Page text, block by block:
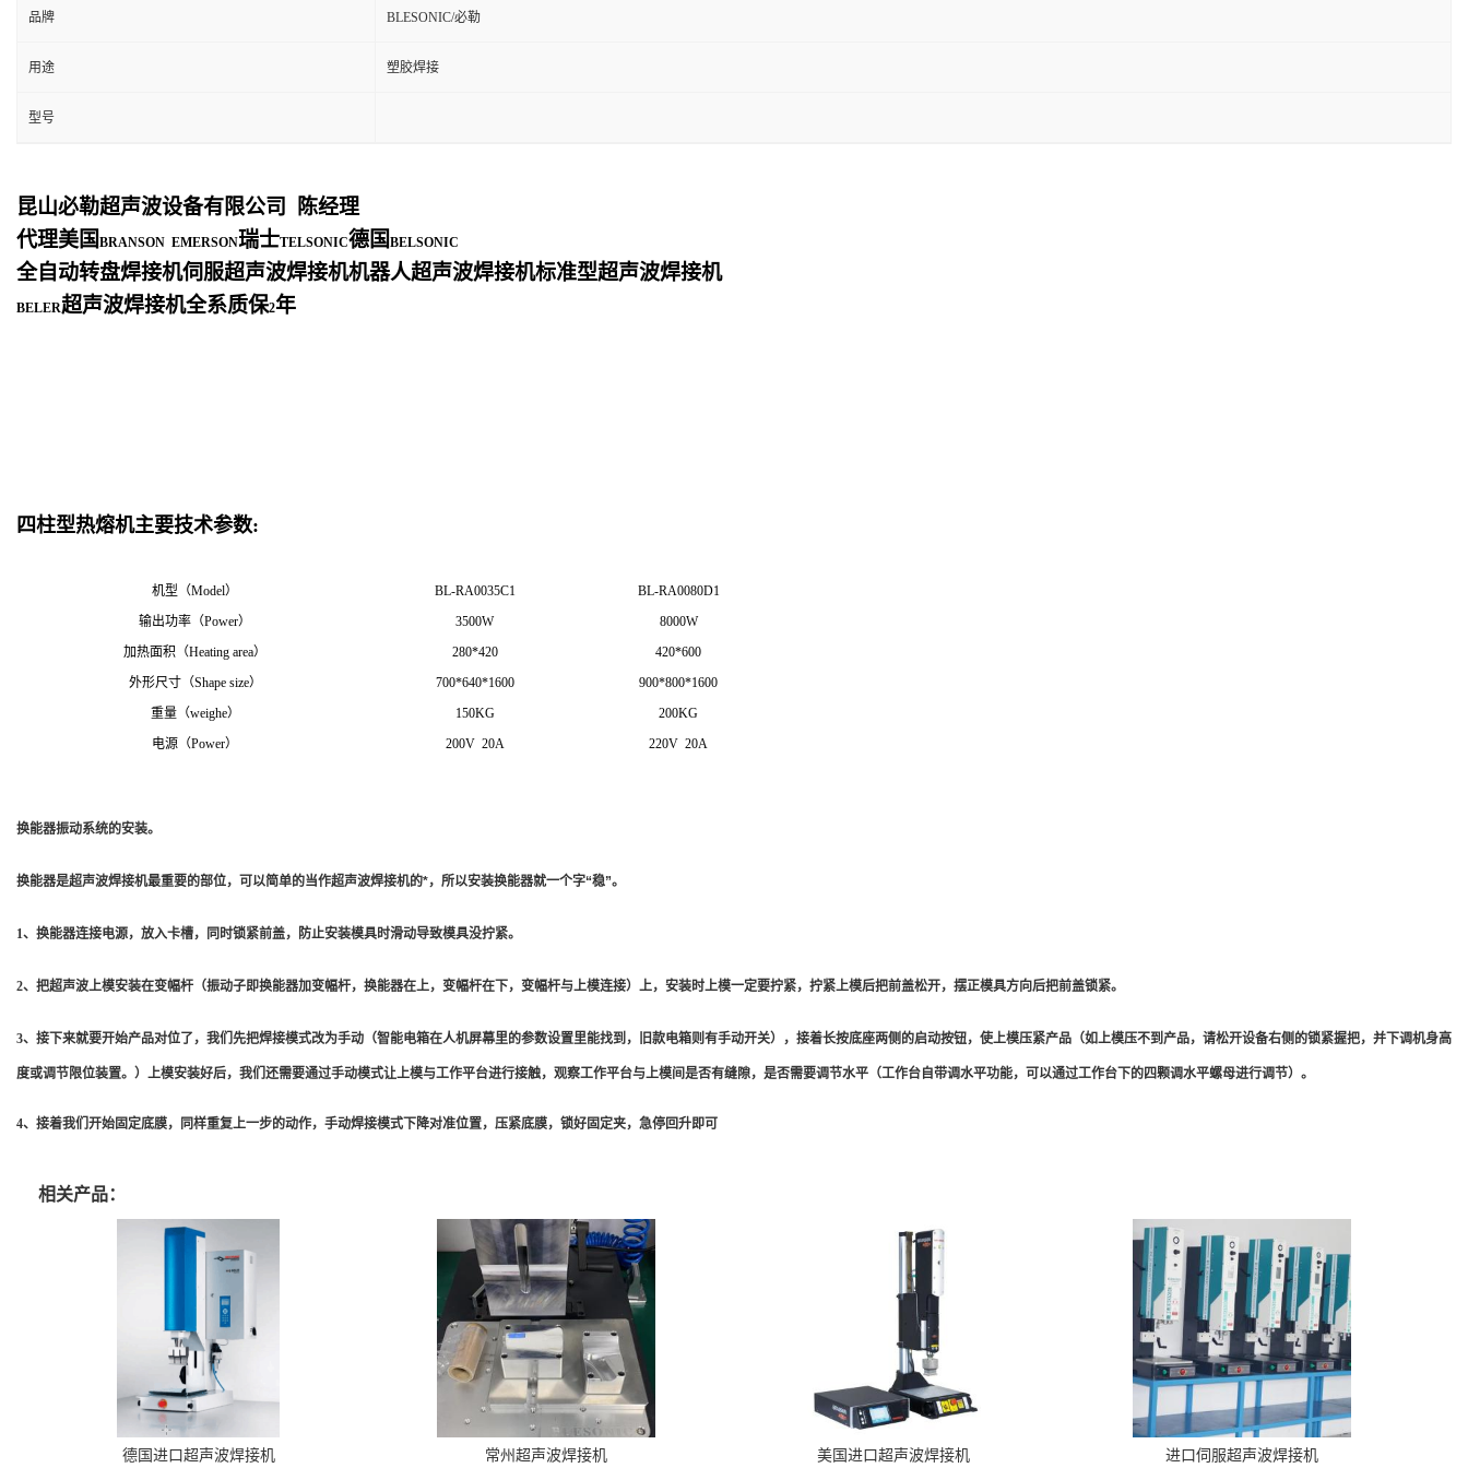
品牌 BLESONIC/必勒
用途 塑胶焊接
型号
昆山必勒超声波设备有限公司
陈经理
代理美国 BRANSON EMERSON瑞士TELSONIC德国 BELSONIC
全自动转盘焊接机伺服超声波焊接机机器人超声波焊接机标准型超声波焊接机
BELER超声波焊接机全系质保2年
四柱型热熔机主要技术参数:
机型（Model） BL-RA0035C1
BL-RA0080D1
输出功率（Power）
3500W
8000W
加热面积（Heating area）
280*420
420*600
外形尺寸（Shape size）
700*640*1600
900*800*1600
重量（weighe）
150KG
200KG
电源（Power）
200V 20A 220V 20A
换能器振动系统的安装。
换能器是超声波焊接机最重要的部位，可以简单的当作超声波焊接机的*，所以安装换能器就一个字“稳”。
1、换能器连接电源，放入卡槽，同时锁紧前盖，防止安装模具时滑动导致模具没拧紧。
2、把超声波上模安装在变幅杆（振动子即换能器加变幅杆，换能器在上，变幅杆在下，变幅杆与上模连接）上，安装时上模一定要拧紧，拧紧上模后把前盖松开，摆正模具方向后把前盖锁紧。
3、接下来就要开始产品对位了，我们先把焊接模式改为手动（智能电箱在人机屏幕里的参数设置里能找到，旧款电箱则有手动开关），接着长按底座两侧的启动按钮，使上模压紧产品（如上模压不到产品，请松开设备右侧的锁紧握把，并下调机身高
度或调节限位装置。）上模安装好后，我们还需要通过手动模式让上模与工作平台进行接触，观察工作平台与上模间是否有缝隙，是否需要调节水平（工作台自带调水平功能，可以通过工作台下的四颗调水平螺母进行调节）。
4、接着我们开始固定底膜，同样重复上一步的动作，手动焊接模式下降对准位置，压紧底膜，锁好固定夹，急停回升即可
相关产品：
德国进口超声波焊接机 常州超声波焊接机 美国进口超声波焊接机 进口伺服超声波焊接机